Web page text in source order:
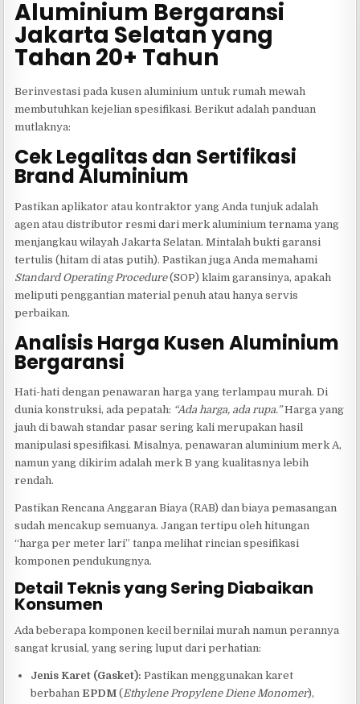
Aluminium Bergaransi
Jakarta Selatan yang
Tahan 20+ Tahun
Berinvestasi pada kusen aluminium untuk rumah mewah
membutuhkan kejelian spesifikasi. Berikut adalah panduan
mutlaknya:
Cek Legalitas dan Sertifikasi
Brand Aluminium
Pastikan aplikator atau kontraktor yang Anda tunjuk adalah
agen atau distributor resmi dari merk aluminium ternama yang
menjangkau wilayah Jakarta Selatan. Mintalah bukti garansi
tertulis (hitam di atas putih). Pastikan juga Anda memahami
Standard Operating Procedure(SOP) klaim garansinya, apakah
meliputi penggantian material penuh atau hanya servis
perbaikan.
Analisis Harga Kusen Aluminium
Bergaransi
Hati-hati dengan penawaran harga yang terlampau murah. Di
dunia konstruksi, ada pepatah: “Ada harga, ada rupa.”Harga yang
jauh di bawah standar pasar sering kali merupakan hasil
manipulasi spesifikasi. Misalnya, penawaran aluminium merk A,
namun yang dikirim adalah merk B yang kualitasnya lebih
rendah.
Pastikan Rencana Anggaran Biaya (RAB) dan biaya pemasangan
sudah mencakup semuanya. Jangan tertipu oleh hitungan
“harga per meter lari” tanpa melihat rincian spesifikasi
komponen pendukungnya.
Detail Teknis yang Sering Diabaikan
Konsumen
Ada beberapa komponen kecil bernilai murah namun perannya
sangat krusial, yang sering luput dari perhatian:
Jenis Karet (Gasket): Pastikan menggunakan karet
berbahanEPDM (Ethylene Propylene Diene Monomer),